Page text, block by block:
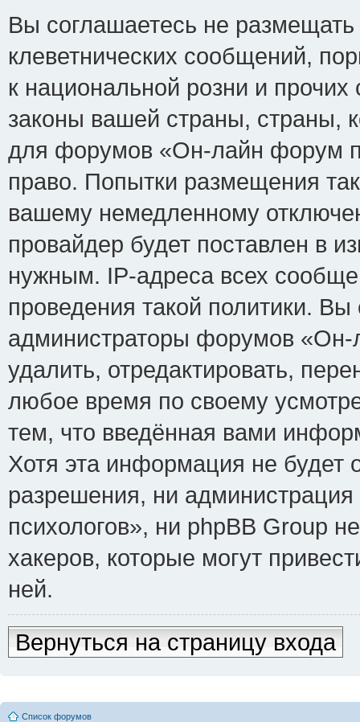
Вы соглашаетесь не
клеветнических сообщений,
к национальной розни и
законы вашей страны, страны,
для форумов «Он-лайн форум
право. Попытки размещения
вашему немедленному
провайдер будет поставлен в
нужным. IP-адреса всех
проведения такой политики.
администраторы форумов
удалить, отредактировать,
любое время по своему
тем, что введённая вами
Хотя эта информация не будет
разрешения, ни
психологов», ни phpBB Group
хакеров, которые могут
ней.
Вернуться на страницу входа
Список форумов